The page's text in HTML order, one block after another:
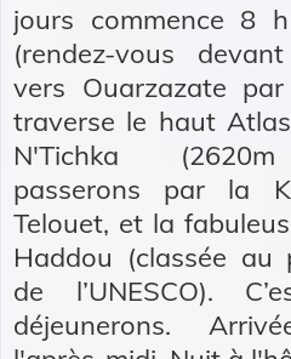
jours commence 8
(rendez-vous
vers Ouarzazate
traverse le haut
N'Tichka (2620m
passerons par la
Telouet, et la
Haddou (classée au
de l’UNESCO).
déjeunerons.